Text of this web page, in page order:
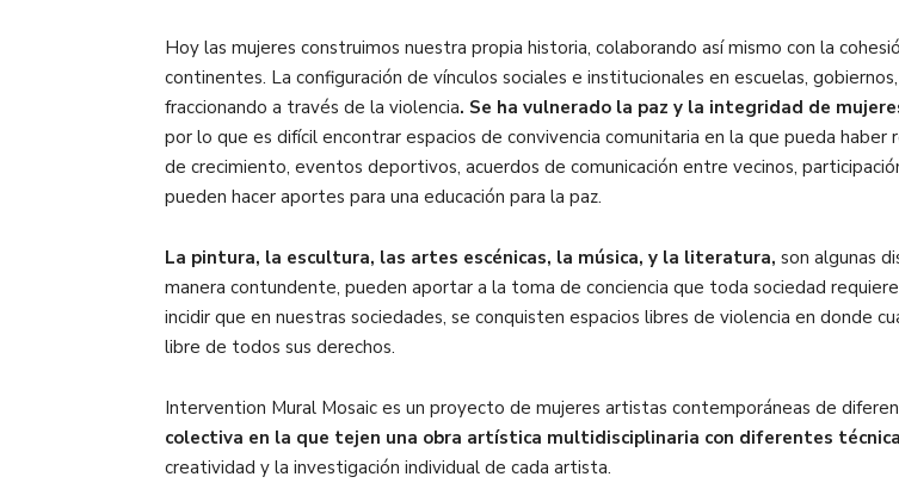
Hoy las mujeres construimos nuestra propia historia, colaborando así mismo con la
continentes. La configuración de vínculos sociales e institucionales en escuelas,
fraccionando a través de la violencia. Se ha vulnerado la paz y la integridad de
por lo que es difícil encontrar espacios de convivencia comunitaria en la que pueda
de crecimiento, eventos deportivos, acuerdos de comunicación entre vecinos,
pueden hacer aportes para una educación para la paz.
La pintura, la escultura, las artes escénicas, la música, y la literatura, son algunas
manera contundente, pueden aportar a la toma de conciencia que toda sociedad
incidir que en nuestras sociedades, se conquisten espacios libres de violencia en donde
libre de todos sus derechos.
Intervention Mural Mosaic es un proyecto de mujeres artistas contemporáneas de
colectiva en la que tejen una obra artística multidisciplinaria con diferentes
creatividad y la investigación individual de cada artista.